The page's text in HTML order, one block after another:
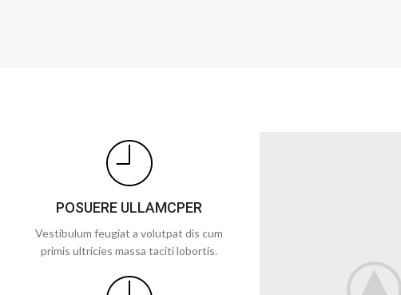
POSUERE ULLAMCPER
Vestibulum feugiat a volutpat dis cum
primis ultricies massa taciti lobortis.